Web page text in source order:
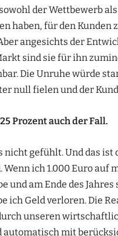
der Wettbewerb
haben, für den Kunden
angesichts der
sind sie für ihn
Die Unruhe würde
null fielen und der
Prozent auch der Fall.
nicht gefühlt. Und das ist
Wenn ich 1.000 Euro auf
und am Ende des Jahres
ich Geld verloren. Die
unseren
mit